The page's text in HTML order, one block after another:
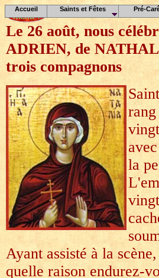
Le 26 août, nous
ADRIEN, de
trois compagnons
la
Ayant assisté à la
quelle raison endurez-
Accueil Saints et Fêtes Pré-